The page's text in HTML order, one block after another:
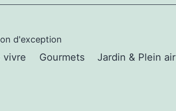
d'exception
vivre Gourmets Jardin & Plein air